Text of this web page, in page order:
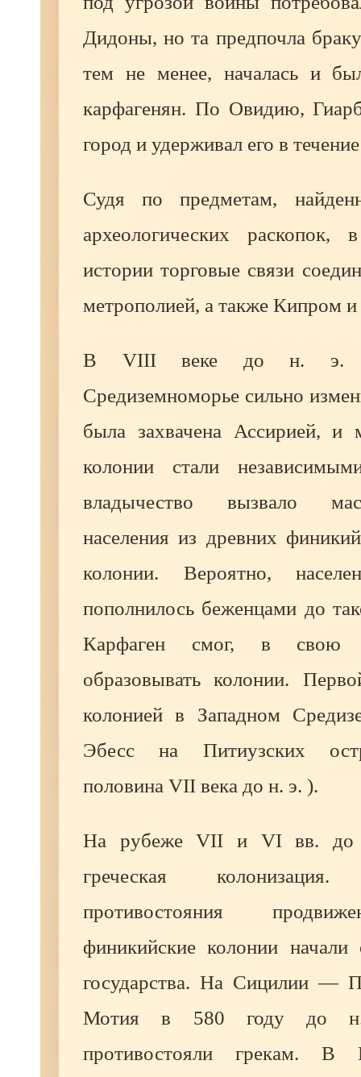
Дидоны, но та предпочла
тем не менее, началась и
карфагенян. По Овидию,
город и удерживал его в
Судя по предметам,
археологических раскопок,
истории торговые связи
метрополией, а также Кипром
В VIII веке до н. э.
Средиземноморье сильно
была захвачена Ассирией, и
колонии стали
владычество вызвало
населения из древних
колонии. Вероятно,
пополнилось беженцами до
Карфаген смог, в свою
образовывать колонии.
колонией в Западном
Эбесс на Питиузских
половина VII века до н. э. ).
На рубеже VII и VI вв. до
греческая
противостояния
финикийские колонии начали
государства. На Сицилии —
Мотия в 580 году до
противостояли грекам. В